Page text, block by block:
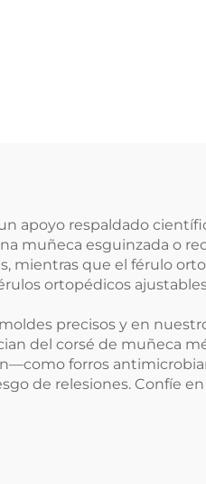
apoyo respaldado
muñeca esguinzada o
mientras que el férulo
ortopédicos
precisos y en
del corsé de muñeca
forros
de relesiones. Confíe